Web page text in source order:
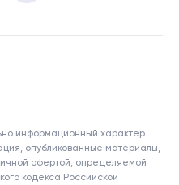
информационный характер.
опубликованные материалы,
офертой, определяемой
кодекса Российской